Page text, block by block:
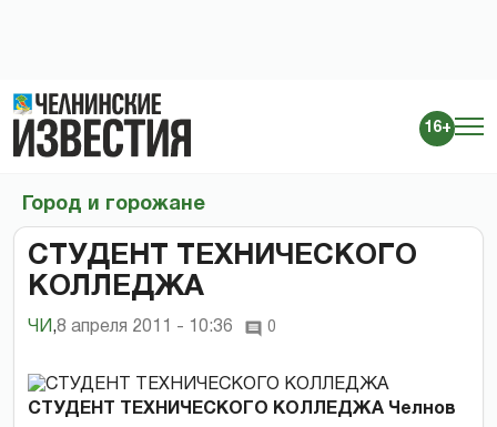
16+
Город и горожане
СТУДЕНТ ТЕХНИЧЕСКОГО
КОЛЛЕДЖА
ЧИ ,8 апреля 2011 - 10:36 0
СТУДЕНТ ТЕХНИЧЕСКОГО КОЛЛЕДЖА Челнов